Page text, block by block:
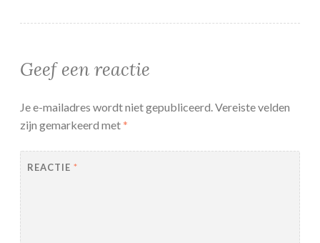
Geef een reactie
Je e-mailadres wordt niet gepubliceerd.Vereiste velden
zijn gemarkeerd met*
REACTIE *